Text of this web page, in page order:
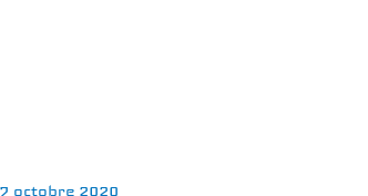
octobre 2020